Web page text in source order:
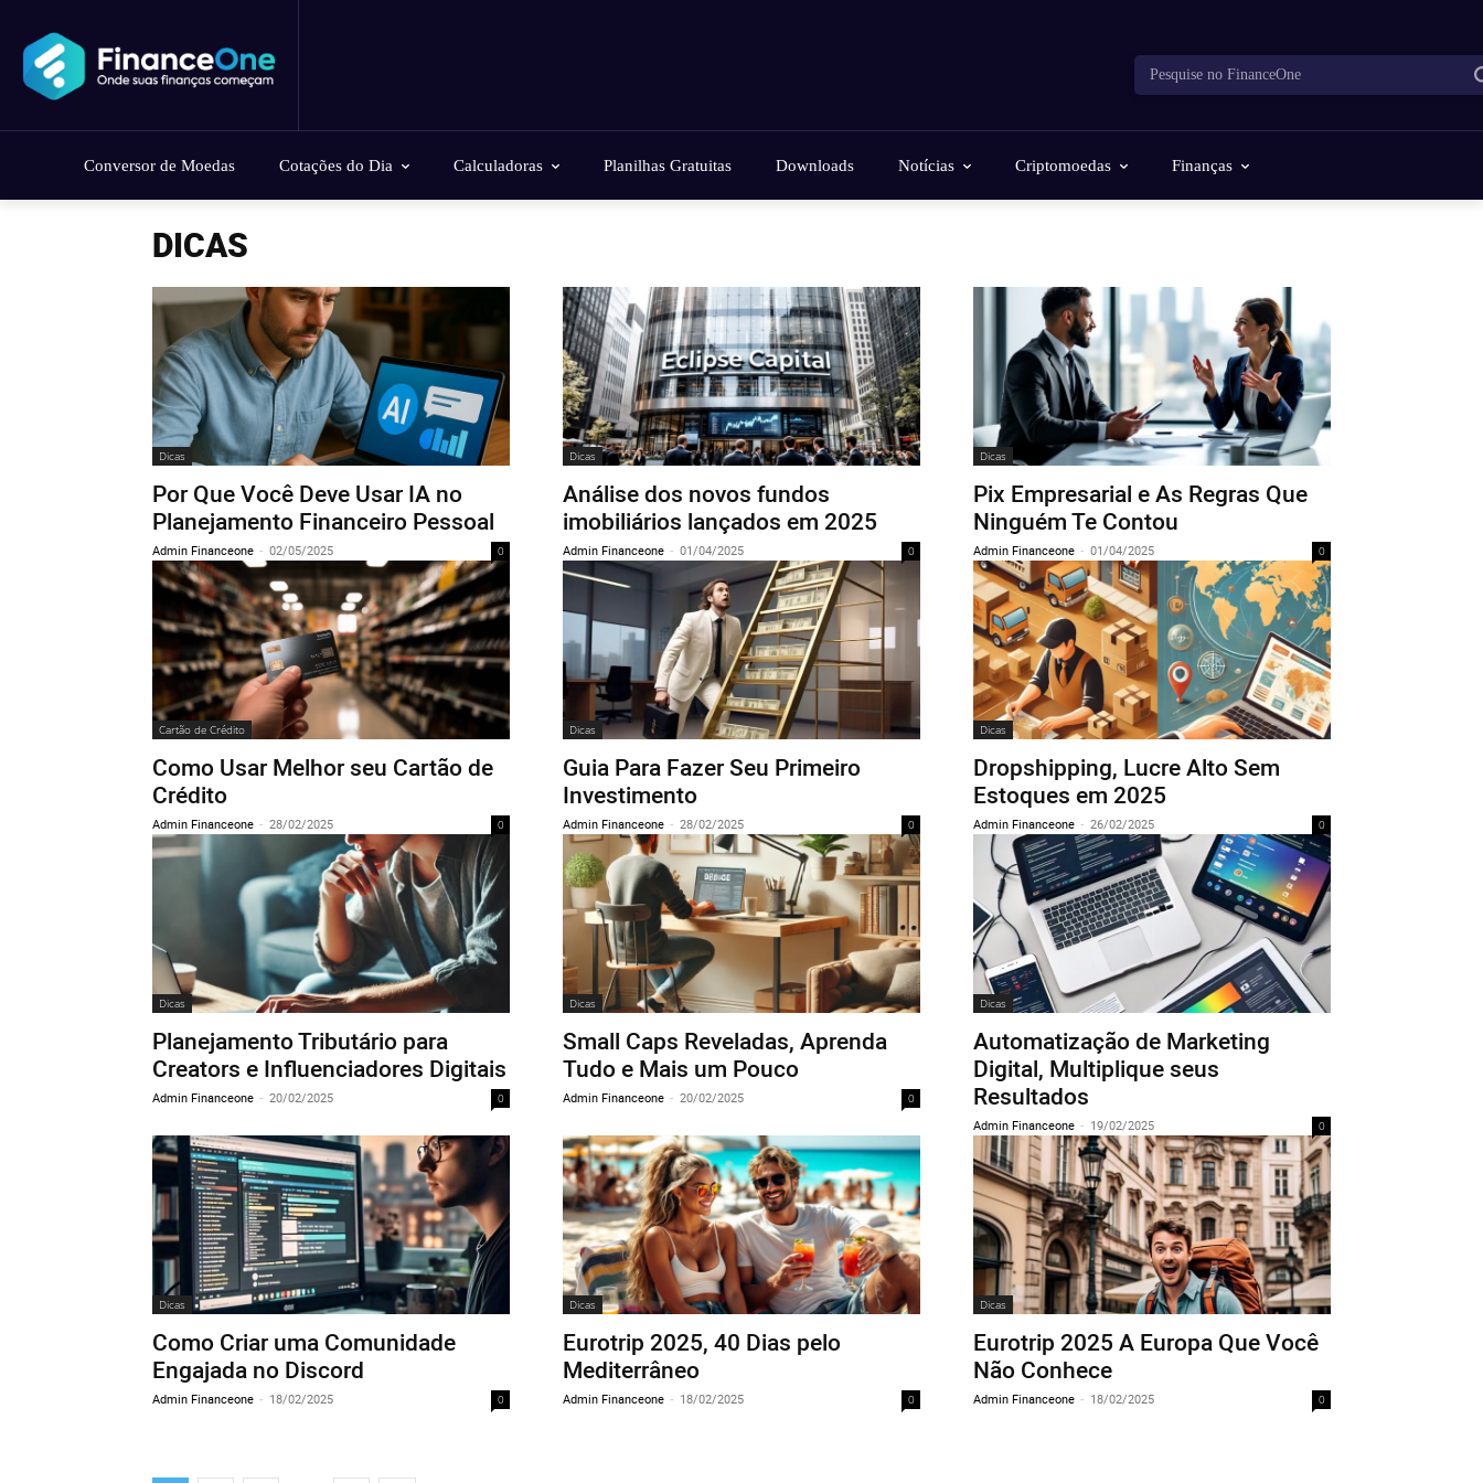
Pesquise no FinanceOne
Conversor de Moedas Cotações do Dia Calculadoras Planilhas Gratuitas Downloads Notícias Criptomoedas Finanças
DICAS
Dicas
Por Que Você Deve Usar IA no
Planejamento Financeiro Pessoal
Admin Financeone - 02/05/2025 0
Dicas
Análise dos novos fundos
imobiliários lançados em 2025
Admin Financeone - 01/04/2025 0
Dicas
Pix Empresarial e As Regras Que
Ninguém Te Contou
Admin Financeone - 01/04/2025 0
Cartão de Crédito
Como Usar Melhor seu Cartão de
Crédito
Admin Financeone - 28/02/2025 0
Dicas
Guia Para Fazer Seu Primeiro
Investimento
Admin Financeone - 28/02/2025 0
Dicas
Dropshipping, Lucre Alto Sem
Estoques em 2025
Admin Financeone - 26/02/2025 0
Dicas
Planejamento Tributário para
Creators e Influenciadores Digitais
Admin Financeone - 20/02/2025 0
Dicas
Small Caps Reveladas, Aprenda
Tudo e Mais um Pouco
Admin Financeone - 20/02/2025 0
Dicas
Automatização de Marketing
Digital, Multiplique seus
Resultados
Admin Financeone - 19/02/2025 0
Dicas
Como Criar uma Comunidade
Engajada no Discord
Admin Financeone - 18/02/2025 0
Dicas
Eurotrip 2025, 40 Dias pelo
Mediterrâneo
Admin Financeone - 18/02/2025 0
Dicas
Eurotrip 2025 A Europa Que Você
Não Conhece
Admin Financeone - 18/02/2025 0